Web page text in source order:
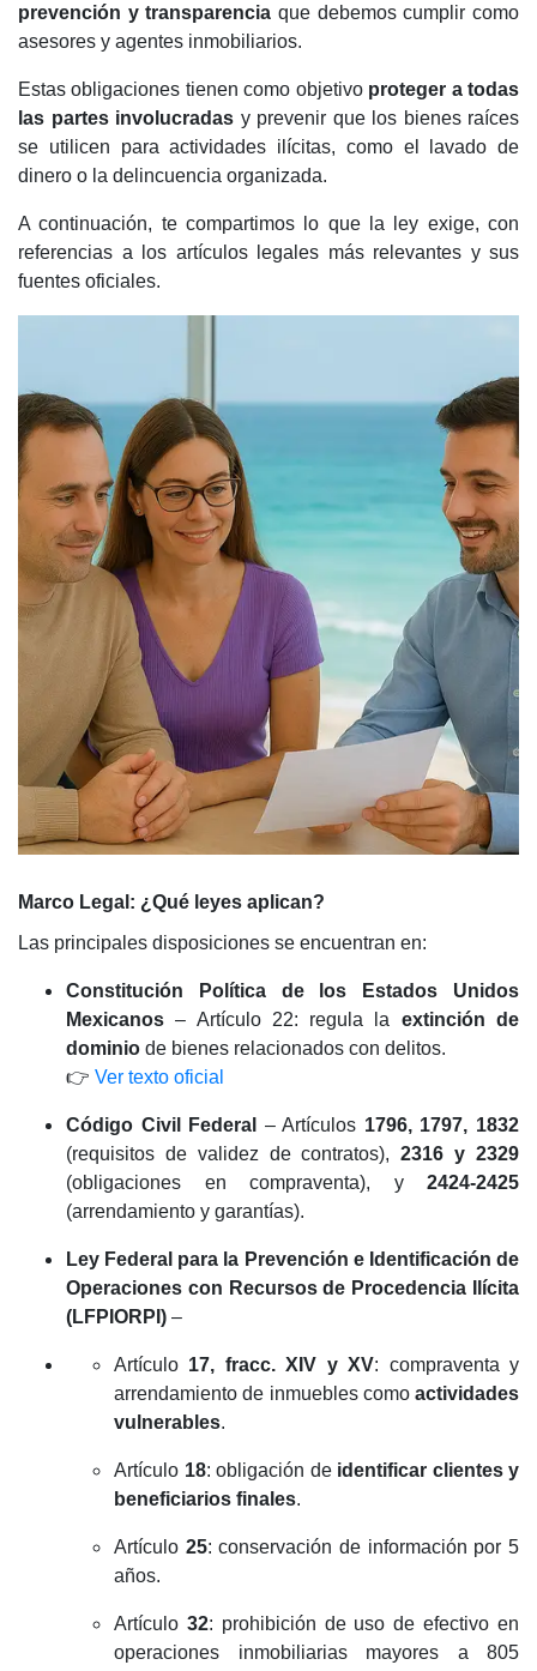
prevención y transparencia que debemos cumplir como
asesores y agentes inmobiliarios.
Estas obligaciones tienen como objetivo proteger a todas
las partes involucradas y prevenir que los bienes raíces
se utilicen para actividades ilícitas, como el lavado de
dinero o la delincuencia organizada.
A continuación, te compartimos lo que la ley exige, con
referencias a los artículos legales más relevantes y sus
fuentes oficiales.
Marco Legal: ¿Qué leyes aplican?
Las principales disposiciones se encuentran en:
Constitución Política de los Estados Unidos
Mexicanos – Artículo 22: regula la extinción de
dominio de bienes relacionados con delitos.
👉 Ver texto oficial
Código Civil Federal – Artículos 1796, 1797, 1832
(requisitos de validez de contratos),2316 y 2329
(obligaciones en compraventa), y 2424-2425
(arrendamiento y garantías).
Ley Federal para la Prevención e Identificación de
Operaciones con Recursos de Procedencia Ilícita
(LFPIORPI) –
Artículo 17, fracc. XIV y XV: compraventa y
arrendamiento de inmuebles como actividades
vulnerables.
Artículo 18: obligación de identificar clientes y
beneficiarios finales.
Artículo 25: conservación de información por 5
años.
Artículo 32: prohibición de uso de efectivo en
operaciones inmobiliarias mayores a 805